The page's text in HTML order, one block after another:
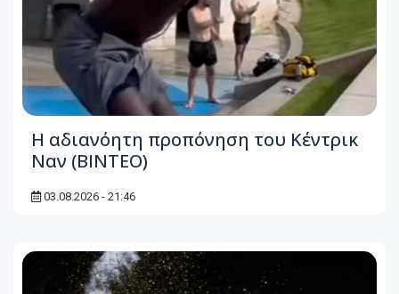
Η αδιανόητη προπόνηση του Κέντρικ
Ναν (BINTEO)
03.08.2026 - 21:46